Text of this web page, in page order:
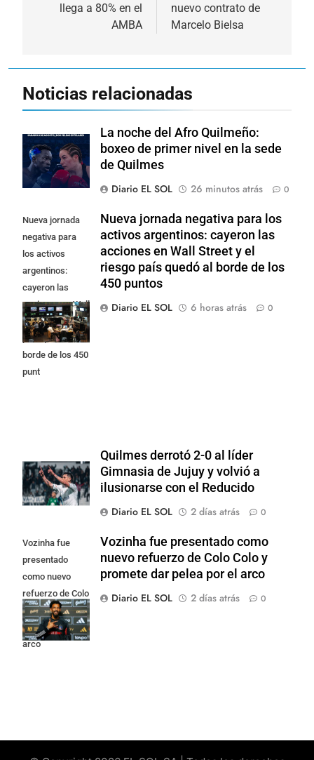
llega a 80% en el
AMBA
nuevo contrato de
Marcelo Bielsa
Noticias relacionadas
La noche del Afro Quilmeño:
boxeo de primer nivel en la sede
de Quilmes
Diario EL SOL
26 minutos atrás 0
Nueva jornada
negativa para
los activos
argentinos:
cayeron las
acciones en Wall
Street y el riesgo
país quedó al
borde de los 450
punt
Nueva jornada negativa para los
activos argentinos: cayeron las
acciones en Wall Street y el
riesgo país quedó al borde de los
450 puntos
Diario EL SOL
6 horas atrás 0
Quilmes derrotó 2-0 al líder
Gimnasia de Jujuy y volvió a
ilusionarse con el Reducido
Diario EL SOL
2 días atrás 0
Vozinha fue
presentado
como nuevo
refuerzo de Colo
Colo y promete
dar pelea por el
arco
Vozinha fue presentado como
nuevo refuerzo de Colo Colo y
promete dar pelea por el arco
Diario EL SOL
2 días atrás 0